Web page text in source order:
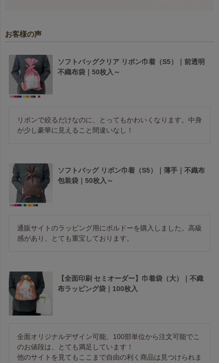
お客様の声
ソフトバッグクリア リボン巾着（S5）｜前透明
不織布袋｜50枚入～
リボンで絞るだけなのに、とってもかわいくなります。中身
が少し豪華に見えること間違いなし！
ソフトバッグ リボン巾着（S5）｜薄手｜不織布
包装袋｜50枚入～
通販サイトのラッピング用にボルドーを購入しました。高級
感があり、とても重宝しております。
【全面印刷 セミオーダー】巾着袋（大）｜不織
布ラッピング袋｜100枚入
全面オリジナルデザイン可能、100部単位から注文可能でこ
のお値段は、とても満足しています！
他のサイトを見てもここまで自由の利く商品は見つけられま